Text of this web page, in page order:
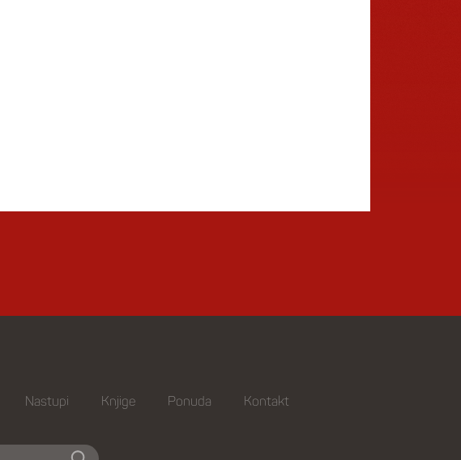
Nastupi Knjige Ponuda Kontakt